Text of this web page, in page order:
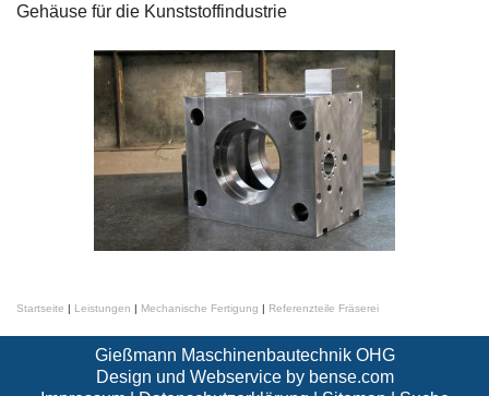
Gehäuse für die Kunststoffindustrie
Startseite | Leistungen | Mechanische Fertigung | Referenzteile Fräserei
Gießmann Maschinenbautechnik OHG
Design und Webservice by bense.com